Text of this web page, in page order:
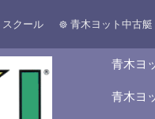
クール 青木ヨット中古艇
青木ヨ
青木ヨ